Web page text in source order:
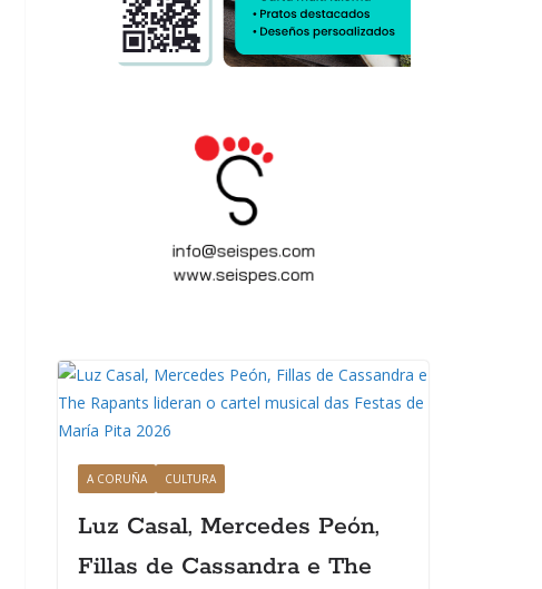
A CORUÑA CULTURA
Luz Casal, Mercedes Peón,
Fillas de Cassandra e The